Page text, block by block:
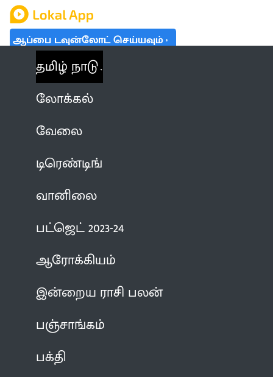
ஆப்பை டவுன்லோட் செய்யவும்
தமிழ் நாடு
லோக்கல்
வேலை
டிரெண்டிங்
வானிலை
பட்ஜெட் 2023-24
ஆரோக்கியம்
இன்றைய ராசி பலன்
பஞ்சாங்கம்
பக்தி